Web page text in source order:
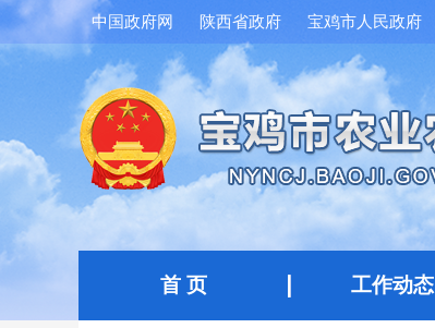
中国政府网 陕西省政府 宝鸡市人民政府
首 页 工作动态